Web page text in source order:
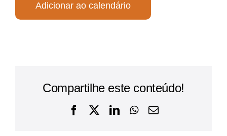
Adicionar ao calendário
Compartilhe este conteúdo!
Facebook
X LinkedInWhatsApp
E-